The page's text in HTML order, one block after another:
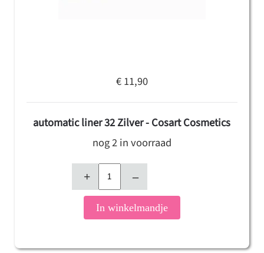
€ 11,90
automatic liner 32 Zilver - Cosart Cosmetics
nog 2 in voorraad
+ –
In winkelmandje